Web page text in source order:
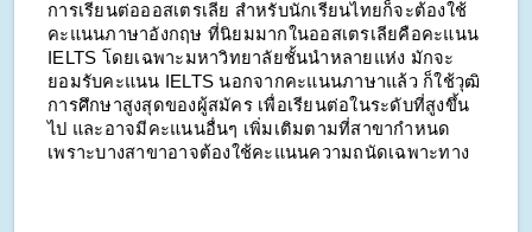
การเรียนต่อออสเตรเลีย สำหรับนักเรียนไทยก็จะต้องใช้
คะแนนภาษาอังกฤษ ที่นิยมมากในออสเตรเลียคือคะแนน
IELTS โดยเฉพาะมหาวิทยาลัยชั้นนำหลายแห่ง มักจะ
ยอมรับคะแนน IELTS นอกจากคะแนนภาษาแล้ว ก็ใช้วุฒิ
การศึกษาสูงสุดของผู้สมัคร เพื่อเรียนต่อในระดับที่สูงขึ้น
ไป และอาจมีคะแนนอื่นๆ เพิ่มเติมตามที่สาขากำหนด
เพราะบางสาขาอาจต้องใช้คะแนนความถนัดเฉพาะทาง